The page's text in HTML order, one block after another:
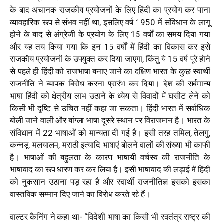
के बाद अचानक राजकीय प्रयोजनों के लिए हिंदी का प्रयोग कर पाना
व्यावहारिक रूप से संभव नहीं था,इसलिए वर्ष 1950 में संविधान के लागू
होने के बाद से अंग्रेजी के प्रयोग के लिए 15 वर्षों का समय दिया गया
और यह तय किया गया कि इन 15 वर्षों में हिंदी का विकास कर इसे
राजकीय प्रयोजनों के उपयुक्त कर दिया जाएगा,किंतु ये 15 वर्ष पूरे होने
से पहले ही हिंदी को राजभाषा बनाए जाने का दक्षिण भारत के कुछ स्वार्थी
राजनीति ने व्यापक विरोध करना प्रारंभ कर दिया। देश की सर्वमान्य
भाषा हिंदी को क्षेत्रीय लाभ उठाने के ध्येय से विवादों में घसीट लेने को
किसी भी दृष्टि से उचित नहीं कहा जा सकता। हिंदी भारत में सर्वाधिक
बोली जाने वाली और बांग्ला भाषा दूसरे स्थान पर विराजमान है। भारत के
संविधान में 22 भाषाओं को मान्यता दी गई है। इसी तरह तमिल,तेलगु,
कन्नड़,मलयालम,मराठी इत्यादि भाषाएं बोलने वालों की संख्या भी काफी
है। भाषाओं की बहुलता के कारण भाषायी वर्चस्व की राजनीति के
भाषावाद का रूप धारण कर कर लिया है। इसी भाषावाद की लड़ाई में हिंदी
को नुकसान उठाना पड़ रहा है और स्वार्थी राजनीतिज्ञ इसको इसका
वास्तविक सम्मान दिए जाने का विरोध करते रहे हैं।
वाल्टर कैनिंग ने कहा था- “विदेशी भाषा का किसी भी स्वतंत्र राष्ट्र की